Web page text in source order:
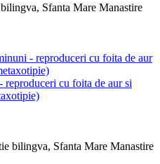
Sfanta Mare Manastire
- reproduceri cu foita de aur
reproduceri cu foita de aur si